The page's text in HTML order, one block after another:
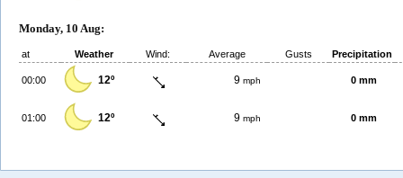
Monday, 10 Aug:
at Weather Wind: Average Gusts Precipitation
00:00 12º 9 mph 0 mm
01:00 12º 9 mph 0 mm